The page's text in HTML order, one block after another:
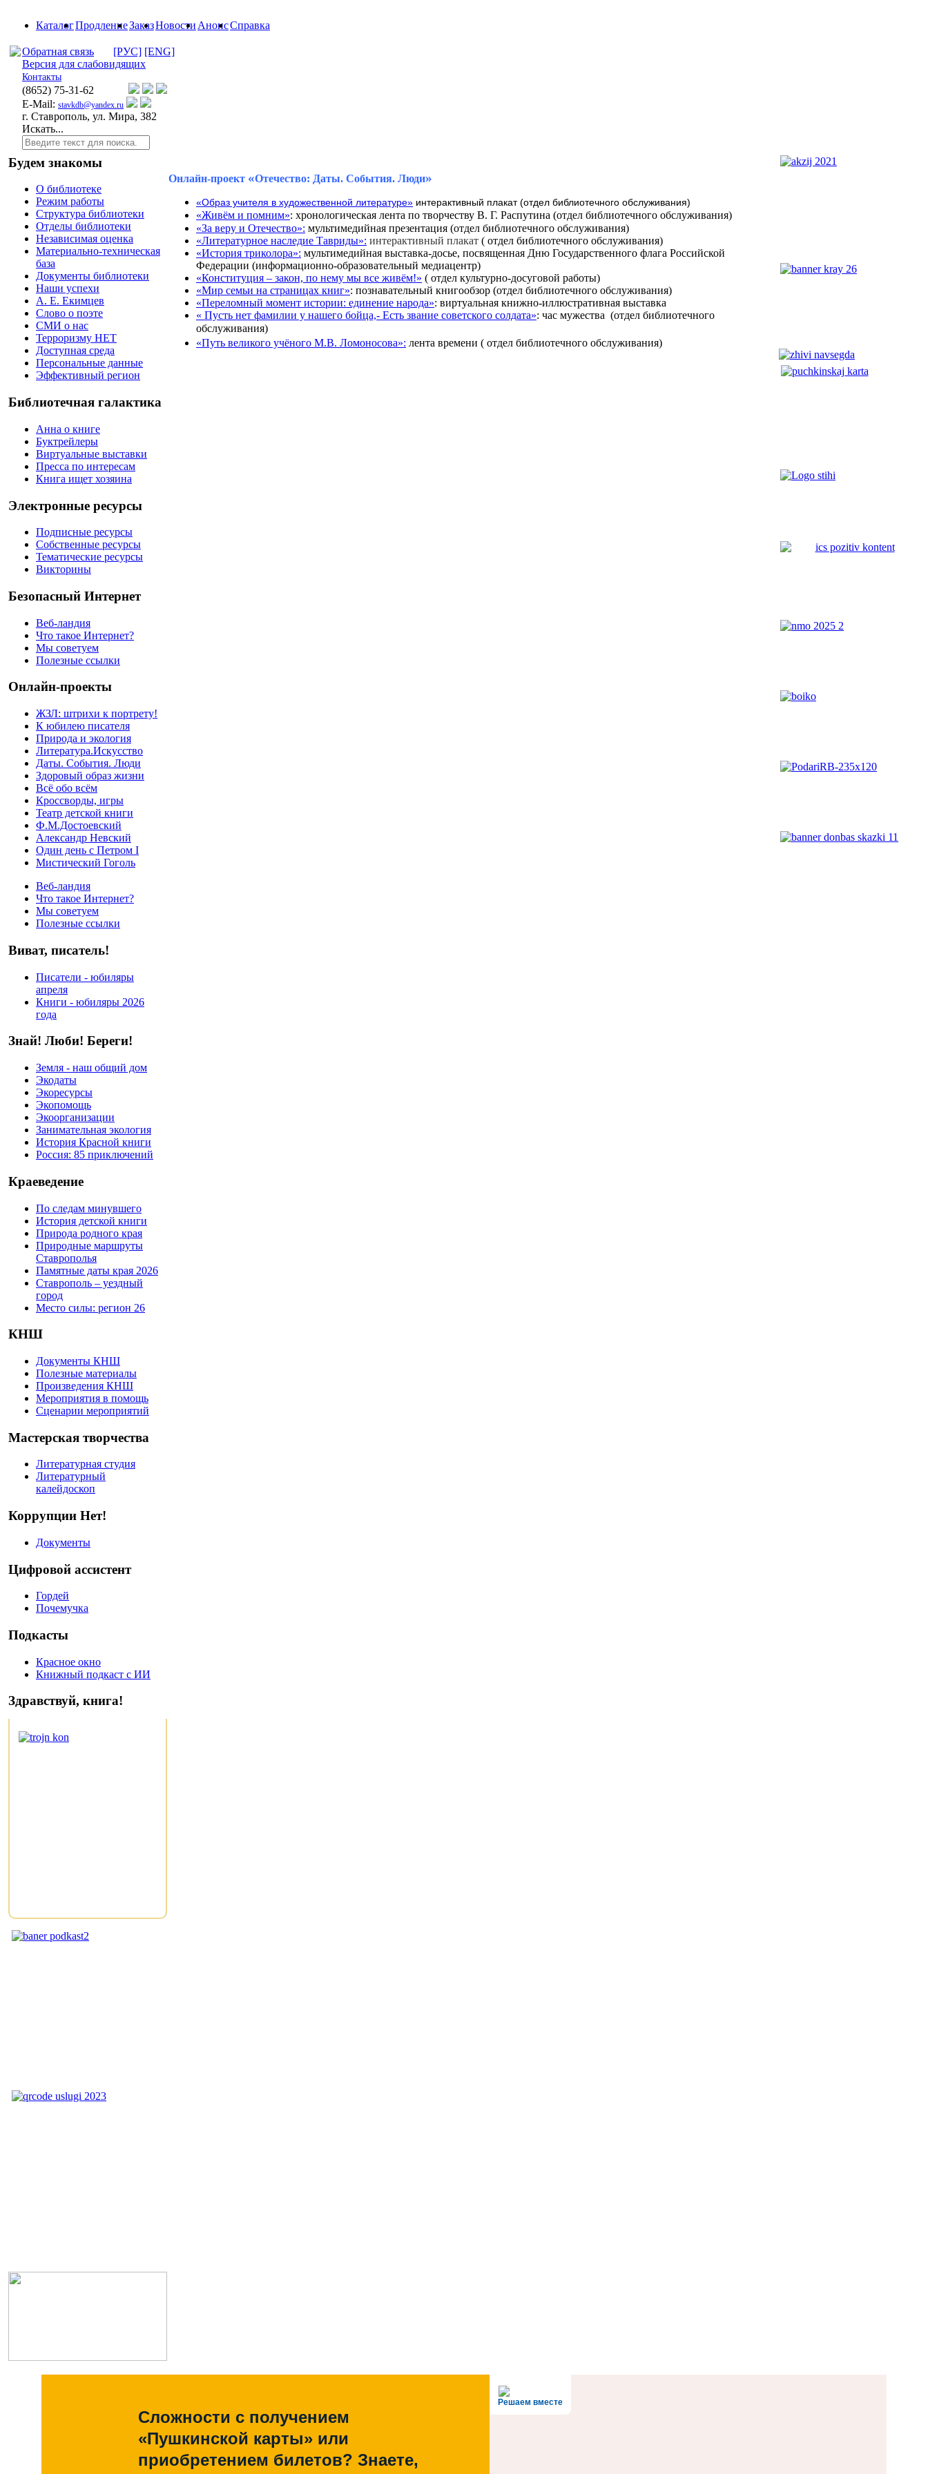
КаталогПродлениеЗаказНовости АнонсСправка
Обратная связь [РУС] [ENG]
Версия для слабовидящих
Контакты
(8652) 75-31-62
E-Mail: stavkdb@yandex.ru
г. Ставрополь, ул. Мира, 382
Искать...
Будем знакомы
О библиотеке
Режим работы
Структура библиотеки
Отделы библиотеки
Независимая оценка
Материально-техническая
база
Документы библиотеки
Наши успехи
А. Е. Екимцев
Слово о поэте
СМИ о нас
Терроризму НЕТ
Доступная среда
Персональные данные
Эффективный регион
Библиотечная галактика
Анна о книге
Буктрейлеры
Виртуальные выставки
Пресса по интересам
Книга ищет хозяина
Электронные ресурсы
Подписные ресурсы
Собственные ресурсы
Тематические ресурсы
Викторины
Безопасный Интернет
Веб-ландия
Что такое Интернет?
Мы советуем
Полезные ссылки
Онлайн-проекты
ЖЗЛ: штрихи к портрету!
К юбилею писателя
Природа и экология
Литература.Искусство
Даты. События. Люди
Здоровый образ жизни
Всё обо всём
Кроссворды, игры
Театр детской книги
Ф.М.Достоевский
Александр Невский
Один день с Петром I
Мистический Гоголь
Веб-ландия
Что такое Интернет?
Мы советуем
Полезные ссылки
Виват, писатель!
Писатели - юбиляры
апреля
Книги - юбиляры 2026
года
Знай! Люби! Береги!
Земля - наш общий дом
Экодаты
Экоресурсы
Экопомощь
Экоорганизации
Занимательная экология
История Красной книги
Россия: 85 приключений
Краеведение
По следам минувшего
История детской книги
Природа родного края
Природные маршруты
Ставрополья
Памятные даты края 2026
Ставрополь – уездный
город
Место силы: регион 26
КНШ
Документы КНШ
Полезные материалы
Произведения КНШ
Мероприятия в помощь
Сценарии мероприятий
Мастерская творчества
Литературная студия
Литературный
калейдоскоп
Коррупции Нет!
Документы
Цифровой ассистент
Гордей
Почемучка
Подкасты
Красное окно
Книжный подкаст с ИИ
Здравствуй, книга!
Онлайн-проект «Отечество: Даты. События. Люди»
«Образ учителя в художественной литературе» интерактивный плакат (отдел библиотечного обслуживания)
«Живём и помним»: хронологическая лента по творчеству В. Г. Распутина (отдел библиотечного обслуживания)
«За веру и Отечество»: мультимедийная презентация (отдел библиотечного обслуживания)
«Литературное наследие Тавриды»: интерактивный плакат ( отдел библиотечного обслуживания)
«История триколора»: мультимедийная выставка-досье, посвященная Дню Государственного флага Российской
Федерации (информационно-образовательный медиацентр)
«Конституция – закон, по нему мы все живём!» ( отдел культурно-досуговой работы)
«Мир семьи на страницах книг»: познавательный книгообзор (отдел библиотечного обслуживания)
«Переломный момент истории: единение народа»: виртуальная книжно-иллюстративная выставка
« Пусть нет фамилии у нашего бойца,- Есть звание советского солдата»: час мужества (отдел библиотечного
обслуживания)
«Путь великого учёного М.В. Ломоносова»: лента времени ( отдел библиотечного обслуживания)
Решаем вместе
Сложности с получением
«Пушкинской карты» или
приобретением билетов? Знаете,